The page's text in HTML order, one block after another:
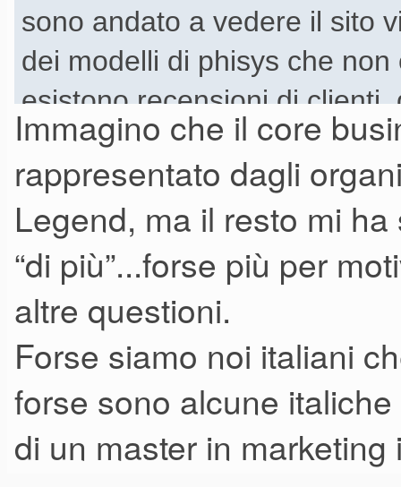
sono andato a vedere il sito
dei modelli di phisys che
esistono recensioni di
topic non è un caso
Immagino che il core
rappresentato dagli
Legend, ma il resto mi
“di più”...forse più per
altre questioni.
Forse siamo noi italiani
forse sono alcune
di un master in